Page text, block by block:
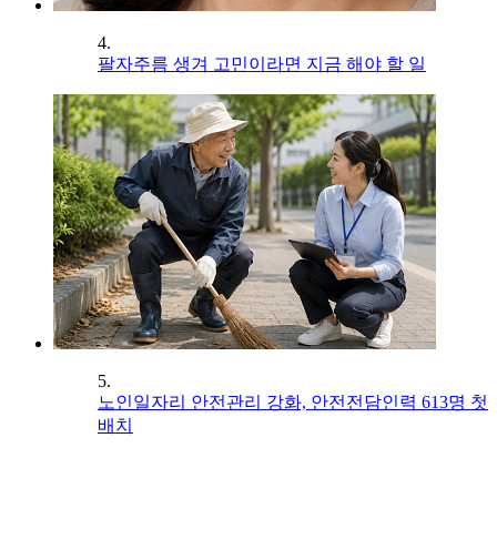
4.
팔자주름 생겨 고민이라면 지금 해야 할 일
5.
노인일자리 안전관리 강화, 안전전담인력 613명 첫
배치